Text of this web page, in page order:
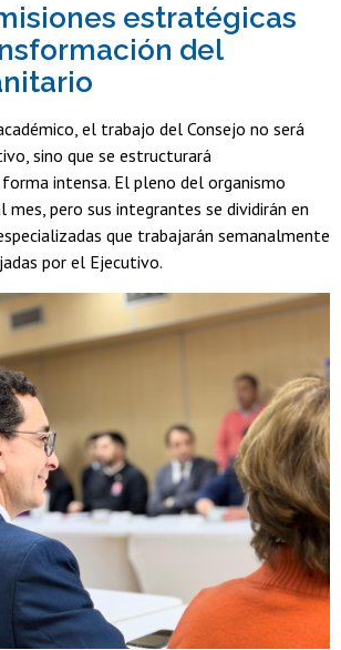
estratégicas
del
el trabajo del Consejo no será
sino que se estructurará
intensa. El pleno del organismo
mes, pero sus integrantes se dividirán en
que trabajarán semanalmente
por el Ejecutivo.